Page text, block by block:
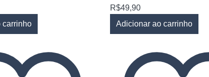
carrinho
R$49,90
Adicionar ao carrinho